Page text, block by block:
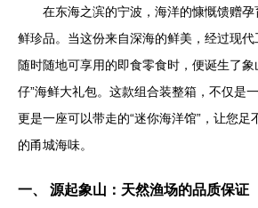
在东海之滨的宁波，海洋的慷慨馈赠
鲜珍品。当这份来自深海的鲜美，经过现
随时随地可享用的即食零食时，便诞生了象
仔”海鲜大礼包。这款组合装整箱，不仅是
更是一座可以带走的“迷你海洋馆”，让您足
的甬城海味。
一、 源起象山：天然渔场的品质保证